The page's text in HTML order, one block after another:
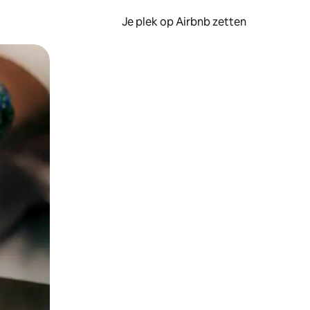
Je plek op Airbnb zetten
of swipen.